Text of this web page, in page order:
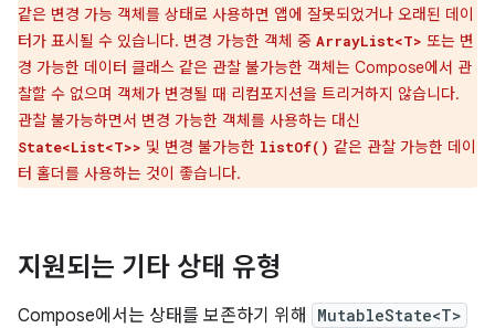
같은 변경 가능 객체를 상태로 사용하면 앱에 잘못되었거나 오래된 데이
터가 표시될 수 있습니다. 변경 가능한 객체 중 ArrayList<T> 또는 변
경 가능한 데이터 클래스 같은 관찰 불가능한 객체는 Compose에서 관
찰할 수 없으며 객체가 변경될 때 리컴포지션을 트리거하지 않습니다.
관찰 불가능하면서 변경 가능한 객체를 사용하는 대신
State<List<T>> 및 변경 불가능한 listOf() 같은 관찰 가능한 데이
터 홀더를 사용하는 것이 좋습니다.
지원되는 기타 상태 유형
Compose에서는 상태를 보존하기 위해 MutableState<T>